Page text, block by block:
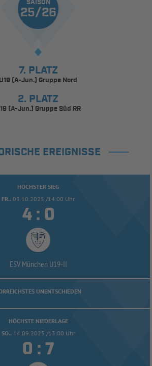
SAISON
25/26
7. PLATZ
U19 (A-Jun.) Gruppe Nord
2. PLATZ
(A-Jun.) Gruppe Süd RR
EREIGNISSE
HÖCHSTER SIEG
FR.. 03.10.2025 /14:00 Uhr
 : 
ESV München U19-II
UNENTSCHIEDEN
HÖCHSTE NIEDERLAGE
SO.. 14.09.2025 /13:00 Uhr
 : 